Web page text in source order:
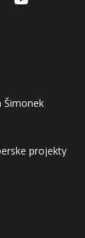
Šimonek
projekty